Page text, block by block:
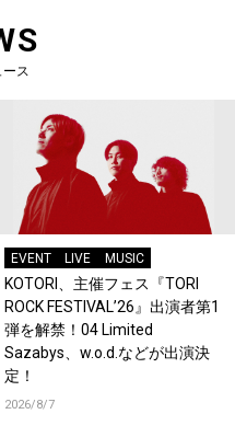
ス
EVENT LIVE MUSIC
KOTORI、主催フェス『TORI
ROCK FESTIVAL’26』出演者第1
弾を解禁！04 Limited
Sazabys、w.o.d.などが出演決
定！
2026/8/7